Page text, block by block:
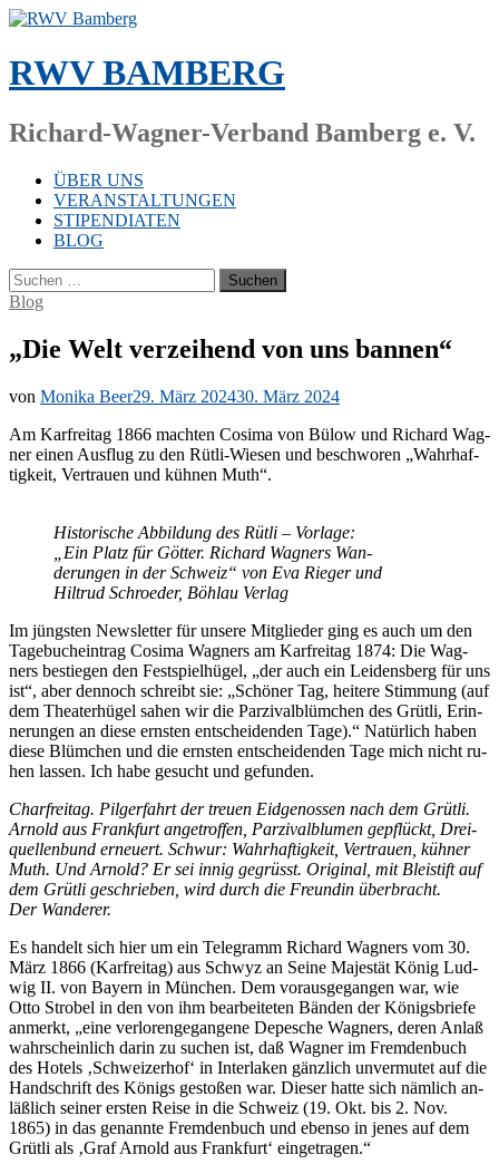
Zum
springen
RWV BAMBERG
Richard-Wagner-Verband Bamberg e. V.
ÜBER UNS
VERANSTALTUNGEN
STIPENDIATEN
BLOG
Suchen
nach:
Blog
„Die Welt verzeihend von uns bannen“
von Monika Beer29. März 202430. März 2024
Am Kar­frei­tag 1866 mach­ten Co­si­ma von Bülow und Ri­chard Wag­
ner ei­nen Aus­flug zu den Rüt­li-Wie­sen und be­schwo­ren „Wahr­haf­
tig­keit, Ver­trau­en und küh­nen Muth“.
His­to­ri­sche Ab­bil­dung des Rüt­li – Vor­la­ge:
„Ein Platz für Göt­ter. Ri­chard Wag­ners Wan­
de­run­gen in der Schweiz“ von Eva Rie­ger und
Hil­trud Schroe­der, Böhlau Verlag
Im jüngs­ten News­let­ter für un­se­re Mit­glie­der ging es auch um den
Ta­ge­buch­ein­trag Co­si­ma Wag­ners am Kar­frei­tag 1874: Die Wag­
ners be­stie­gen den Fest­spiel­hü­gel, „der auch ein Lei­dens­berg für uns
ist“, aber den­noch schreibt sie: „Schö­ner Tag, hei­te­re Stim­mung (auf
dem Thea­ter­hü­gel sa­hen wir die Par­zi­val­blüm­chen des Grüt­li, Er­in­
ne­run­gen an die­se erns­ten ent­schei­den­den Tage).“ Na­tür­lich ha­ben
die­se Blüm­chen und die erns­ten ent­schei­den­den Tage mich nicht ru­
hen las­sen. Ich habe ge­sucht und gefunden.
Charfrei­tag. Pil­ger­fahrt der treu­en Eid­ge­nos­sen nach dem Grüt­li.
Ar­nold aus Frank­furt an­ge­trof­fen, Par­zi­val­blu­men ge­pflückt, Drei­
quel­len­bund er­neu­ert. Schwur: Wahr­haf­tig­keit, Ver­trau­en, küh­ner
Muth. Und Ar­nold? Er sei in­nig ge­grüsst. Ori­gi­nal, mit Blei­stift auf
dem Grüt­li ge­schrie­ben, wird durch die Freun­din überbracht.
Der Wan­de­rer.
Es han­delt sich hier um ein Te­le­gramm Ri­chard Wag­ners vom 30.
März 1866 (Kar­frei­tag) aus Schwyz an Sei­ne Ma­jes­tät Kö­nig Lud­
wig II. von Bay­ern in Mün­chen. Dem vor­aus­ge­gan­gen war, wie
Otto Stro­bel in den von ihm be­ar­bei­te­ten Bän­den der Kö­nigs­brie­fe
an­merkt, „eine ver­lo­ren­ge­gan­ge­ne De­pe­sche Wag­ners, de­ren An­laß
wahr­schein­lich dar­in zu su­chen ist, daß Wag­ner im Frem­den­buch
des Ho­tels ‚Schwei­zer­hof‘ in In­ter­la­ken gänz­lich un­ver­mu­tet auf die
Hand­schrift des Kö­nigs ge­sto­ßen war. Die­ser hat­te sich näm­lich an­
läß­lich sei­ner ers­ten Rei­se in die Schweiz (19. Okt. bis 2. Nov.
1865) in das ge­nann­te Frem­den­buch und eben­so in je­nes auf dem
Grüt­li als ‚Graf Ar­nold aus Frank­furt‘ eingetragen.“